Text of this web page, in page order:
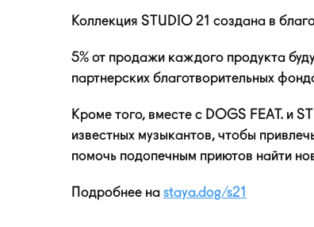
Коллекция STUDIO 21 создана в
5% от продажи каждого продукта
партнерских благотворительных
Кроме того, вместе с DOGS FEAT. и
известных музыкантов, чтобы
помочь подопечным приютов найти
Подробнее на staya.dog/s21